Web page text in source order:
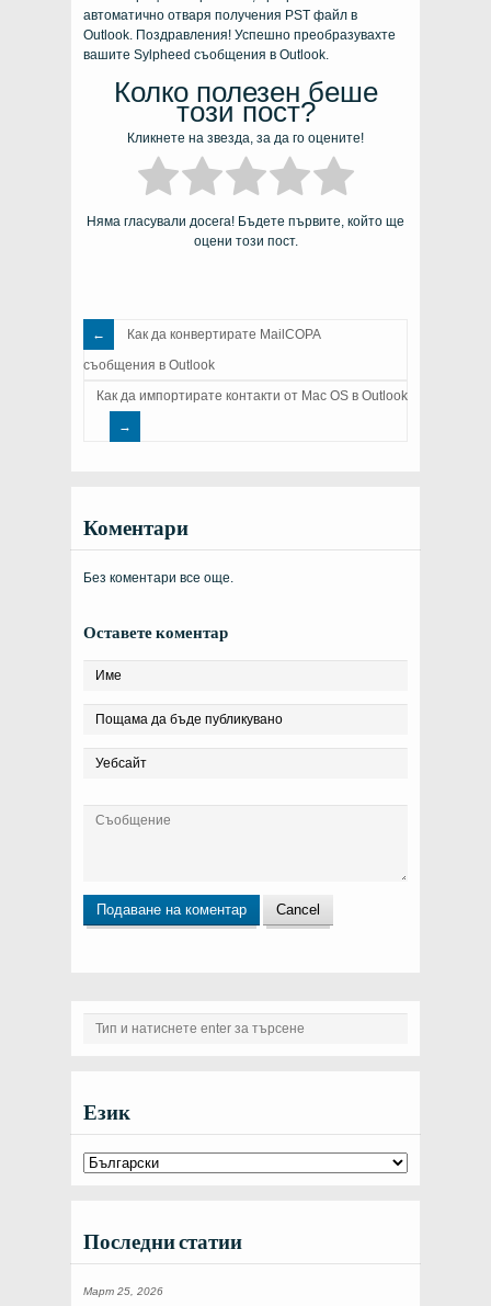
автоматично отваря получения PST файл в
Outlook. Поздравления! Успешно преобразувахте
вашите Sylpheed съобщения в Outlook.
Колко полезен беше
този пост?
Кликнете на звезда, за да го оцените!
Няма гласували досега! Бъдете първите, който ще
оцени този пост.
Как да конвертирате MailCOPA
съобщения в Outlook
Как да импортирате контакти от Mac OS в Outlook
Коментари
Без коментари все още.
Оставете коментар
Език
Последни статии
Март 25, 2026